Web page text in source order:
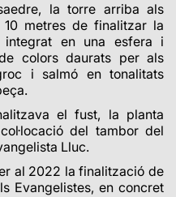
la torre arriba als
metres de finalitzar la
integrat en una esfera i
colors daurats per als
i salmó en tonalitats
el fust, la planta
del tambor del
Lluc.
al 2022 la finalització de
Evangelistes, en concret